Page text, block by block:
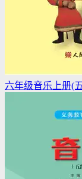
六年级音乐上册(